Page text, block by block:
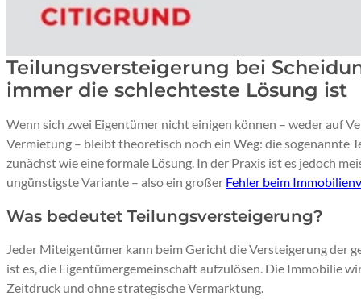
Teilungsversteigerung bei
immer die schlechteste Lösung ist
Wenn sich zwei Eigentümer nicht einigen können – weder auf
Vermietung – bleibt theoretisch noch ein Weg: die sogenannte
zunächst wie eine formale Lösung. In der Praxis ist es jedoch
ungünstigste Variante – also ein großer Fehler beim
Was bedeutet Teilungsversteigerung?
Jeder Miteigentümer kann beim Gericht die Versteigerung der
ist es, die Eigentümergemeinschaft aufzulösen. Die Immobilie
Zeitdruck und ohne strategische Vermarktung.